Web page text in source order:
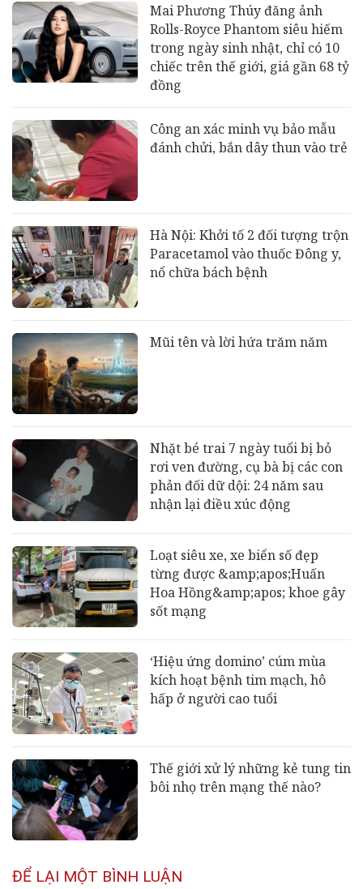
Mai Phương Thúy đăng ảnh
Rolls-Royce Phantom siêu hiếm
trong ngày sinh nhật, chỉ có 10
chiếc trên thế giới, giá gần 68 tỷ
đồng
Công an xác minh vụ bảo mẫu
đánh chửi, bắn dây thun vào trẻ
Hà Nội: Khởi tố 2 đối tượng trộn
Paracetamol vào thuốc Đông y,
nổ chữa bách bệnh
Mũi tên và lời hứa trăm năm
Nhặt bé trai 7 ngày tuổi bị bỏ
rơi ven đường, cụ bà bị các con
phản đối dữ dội: 24 năm sau
nhận lại điều xúc động
Loạt siêu xe, xe biển số đẹp
từng được &amp;apos;Huấn
Hoa Hồng&amp;apos; khoe gây
sốt mạng
‘Hiệu ứng domino’ cúm mùa
kích hoạt bệnh tim mạch, hô
hấp ở người cao tuổi
Thế giới xử lý những kẻ tung tin
bôi nhọ trên mạng thế nào?
ĐỂ LẠI MỘT BÌNH LUẬN